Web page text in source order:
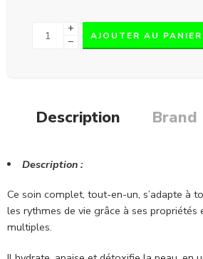
+
−
AJOUTER AU PANIER
Description Brand
Description :
Ce soin complet, tout-en-un, s’adapte à
les rythmes de vie grâce à ses propriétés
multiples.